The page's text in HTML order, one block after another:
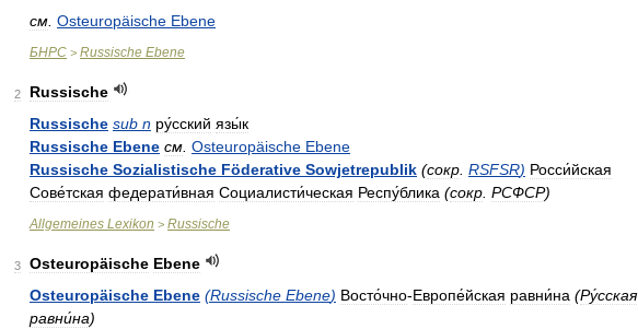
см Osteuropäische Ebene
БНРС > Russische Ebene
2
Russische
Russische sub n ру́сский язы́к
Russische Ebene см Osteuropäische Ebene
Russische Sozialistische Föderative Sowjetrepublik (сокр RSFSR) Росси́йская
Сове́тская федерати́вная Социалисти́ческая Респу́блика (сокр РСФСР)
Allgemeines Lexikon > Russische
3 Osteuropäische Ebene
Osteuropäische Ebene (Russische Ebene) Восто́чно-Европе́йская равни́на (Ру́сская
равни́на)